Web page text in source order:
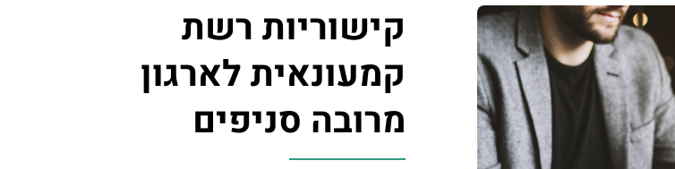
קישוריות רשת
קמעונאית לארגון
מרובה סניפים